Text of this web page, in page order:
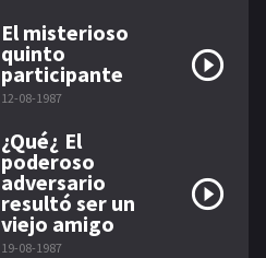
El misterioso
quinto
participante
12-08-1987
¿Qué¿ El
poderoso
adversario
resultó ser un
viejo amigo
19-08-1987